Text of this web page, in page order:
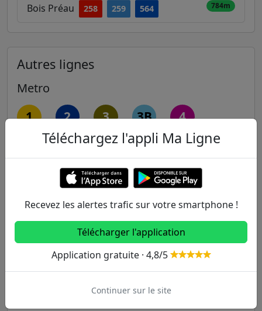
Bois Préau 258 259 564 784m
Autres lignes
Metro
1 2 3 3B 4
7 7B
10 11 12 13
14
C D
Téléchargez l'appli Ma Ligne
Recevez les alertes trafic sur votre smartphone !
Télécharger l'application
Application gratuite · 4,8/5
Continuer sur le site